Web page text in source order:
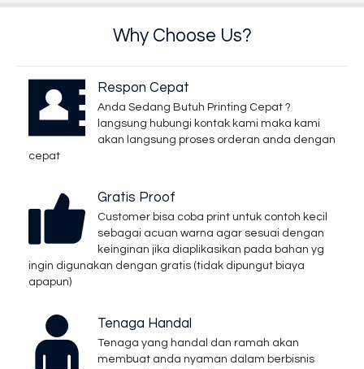
Why Choose Us?
Respon Cepat
Anda Sedang Butuh Printing Cepat ?
langsung hubungi kontak kami maka kami
akan langsung proses orderan anda dengan
cepat
Gratis Proof
Customer bisa coba print untuk contoh kecil
sebagai acuan warna agar sesuai dengan
keinginan jika diaplikasikan pada bahan yg
ingin digunakan dengan gratis (tidak dipungut biaya
apapun)
Tenaga Handal
Tenaga yang handal dan ramah akan
membuat anda nyaman dalam berbisnis